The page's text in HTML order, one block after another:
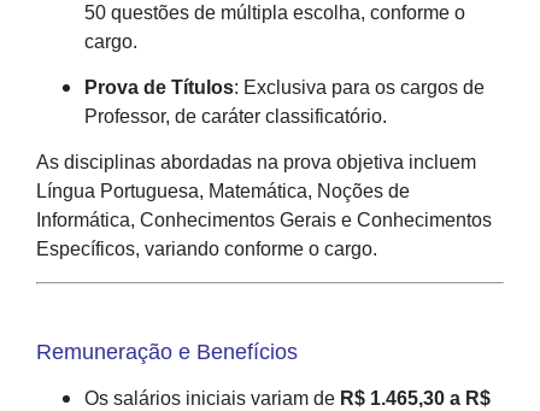
50 questões de múltipla escolha, conforme o
cargo.
Prova de Títulos: Exclusiva para os cargos de
Professor, de caráter classificatório.
As disciplinas abordadas na prova objetiva incluem
Língua Portuguesa, Matemática, Noções de
Informática, Conhecimentos Gerais e Conhecimentos
Específicos, variando conforme o cargo.
Remuneração e Benefícios
Os salários iniciais variam de R$ 1.465,30 a R$